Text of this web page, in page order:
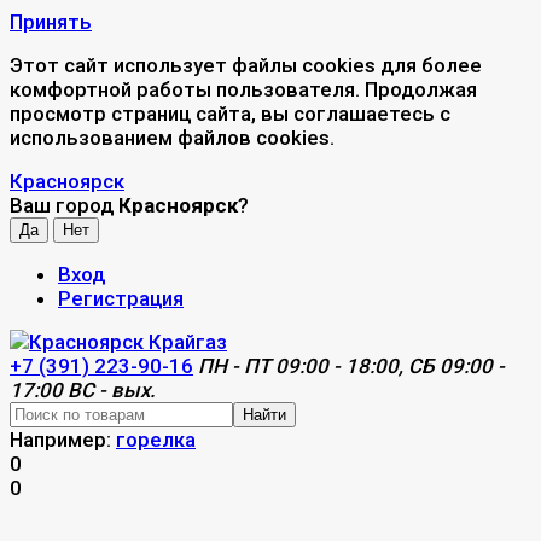
Принять
Этот сайт использует файлы cookies для более
комфортной работы пользователя. Продолжая
просмотр страниц сайта, вы соглашаетесь с
использованием файлов cookies.
Красноярск
Ваш город Красноярск?
Вход
Регистрация
+7 (391) 223-90-16 ПН - ПТ 09:00 - 18:00, СБ 09:00 -
17:00 ВС - вых.
Найти
Например: горелка
0
0